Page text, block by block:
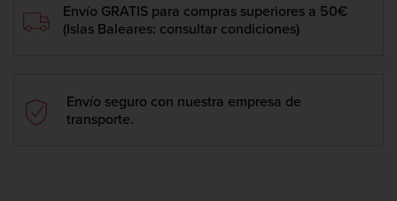
Envío GRATIS para compras superiores a 50€
(Islas Baleares: consultar condiciones)
Envío seguro con nuestra empresa de
transporte.